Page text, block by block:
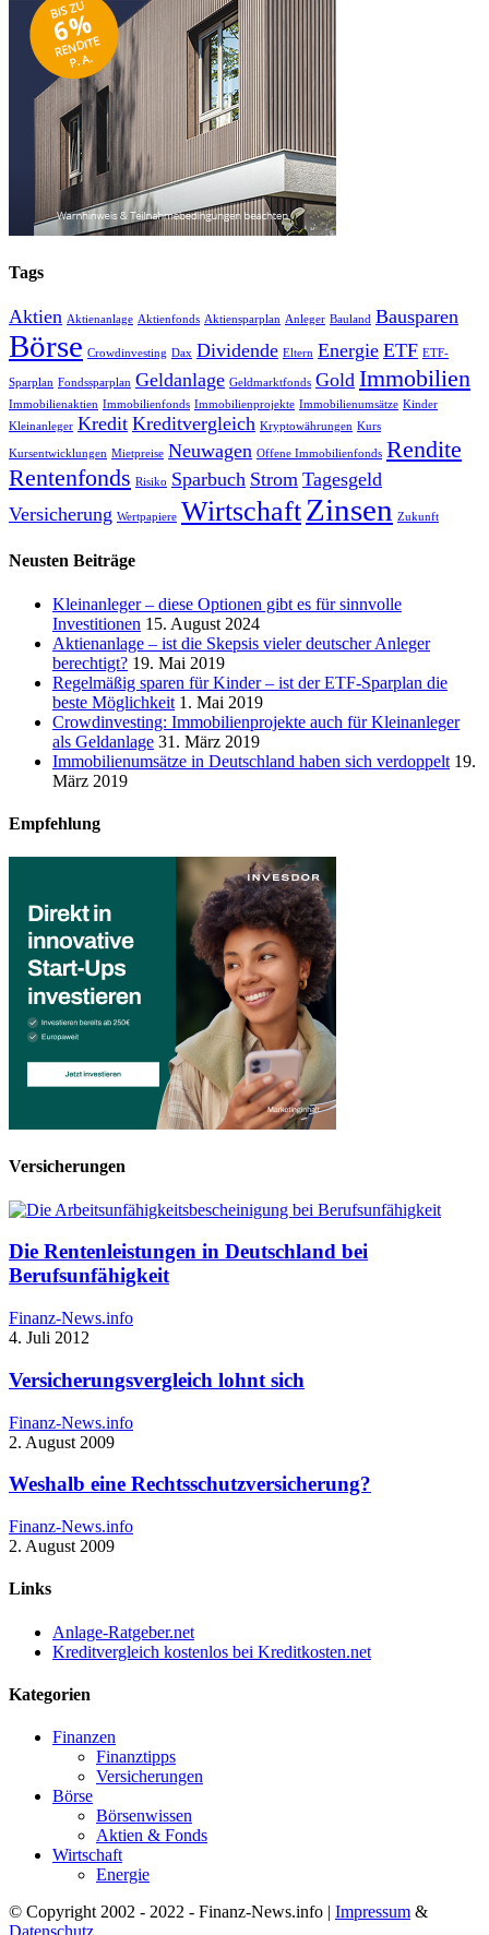
Tags
Aktien Aktienanlage Aktienfonds Aktiensparplan Anleger Bauland Bausparen
Börse Crowdinvesting Dax Dividende Eltern Energie ETF ETF-
Sparplan Fondssparplan Geldanlage Geldmarktfonds Gold Immobilien
Immobilienaktien Immobilienfonds Immobilienprojekte Immobilienumsätze Kinder
Kleinanleger Kredit Kreditvergleich Kryptowährungen Kurs
Kursentwicklungen Mietpreise Neuwagen Offene Immobilienfonds Rendite
Rentenfonds Risiko Sparbuch Strom Tagesgeld
Versicherung Wertpapiere WirtschaftZinsen Zukunft
Neusten Beiträge
Kleinanleger – diese Optionen gibt es für sinnvolle
Investitionen 15. August 2024
Aktienanlage – ist die Skepsis vieler deutscher Anleger
berechtigt? 19. Mai 2019
Regelmäßig sparen für Kinder – ist der ETF-Sparplan die
beste Möglichkeit 1. Mai 2019
Crowdinvesting: Immobilienprojekte auch für Kleinanleger
als Geldanlage 31. März 2019
Immobilienumsätze in Deutschland haben sich verdoppelt 19.
März 2019
Empfehlung
Versicherungen
Die Rentenleistungen in Deutschland bei
Berufsunfähigkeit
Finanz-News.info
4. Juli 2012
Versicherungsvergleich lohnt sich
Finanz-News.info
2. August 2009
Weshalb eine Rechtsschutzversicherung?
Finanz-News.info
2. August 2009
Links
Anlage-Ratgeber.net
Kreditvergleich kostenlos bei Kreditkosten.net
Kategorien
Finanzen
Finanztipps
Versicherungen
Börse
Börsenwissen
Aktien & Fonds
Wirtschaft
Energie
© Copyright 2002 - 2022 - Finanz-News.info | Impressum &
Datenschutz